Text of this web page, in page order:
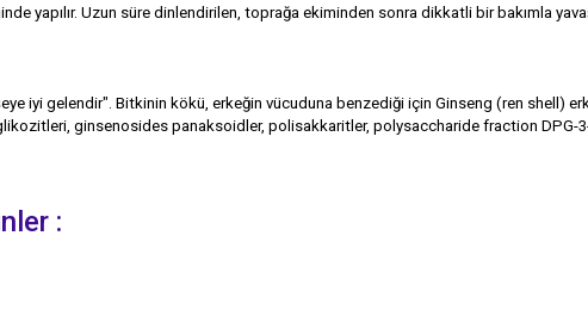
yapılır. Uzun süre dinlendirilen, toprağa ekiminden sonra dikkatli bir bakımla
iyi gelendir". Bitkinin kökü, erkeğin vücuduna benzediği için Ginseng (ren shell)
ginsenosides panaksoidler, polisakkaritler, polysaccharide fraction
: